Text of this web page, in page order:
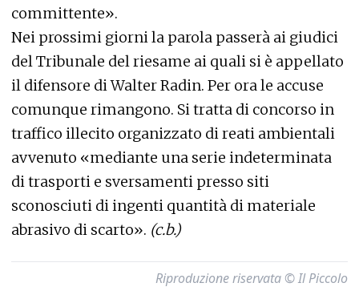
committente».
Nei prossimi giorni la parola passerà ai giudici
del Tribunale del riesame ai quali si è appellato
il difensore di Walter Radin. Per ora le accuse
comunque rimangono. Si tratta di concorso in
traffico illecito organizzato di reati ambientali
avvenuto «mediante una serie indeterminata
di trasporti e sversamenti presso siti
sconosciuti di ingenti quantità di materiale
abrasivo di scarto». (c.b.)
Riproduzione riservata © Il Piccolo